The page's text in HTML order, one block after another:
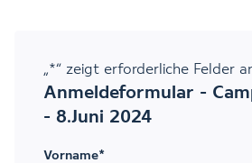
„*“ zeigt erforderliche Felder
Anmeldeformular -
- 8.Juni 2024
Vorname*